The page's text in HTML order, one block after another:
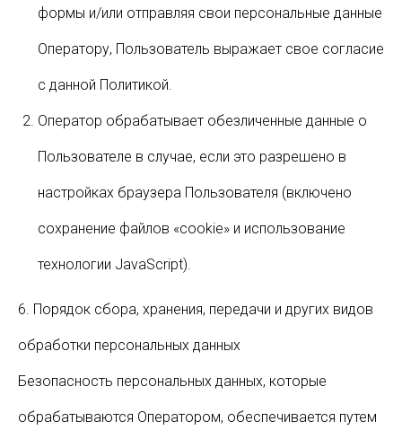
формы и/или отправляя свои персональные данные
Оператору, Пользователь выражает свое согласие
с данной Политикой.
Оператор обрабатывает обезличенные данные о
Пользователе в случае, если это разрешено в
настройках браузера Пользователя (включено
сохранение файлов «cookie» и использование
технологии JavaScript).
6. Порядок сбора, хранения, передачи и других видов
обработки персональных данных
Безопасность персональных данных, которые
обрабатываются Оператором, обеспечивается путем